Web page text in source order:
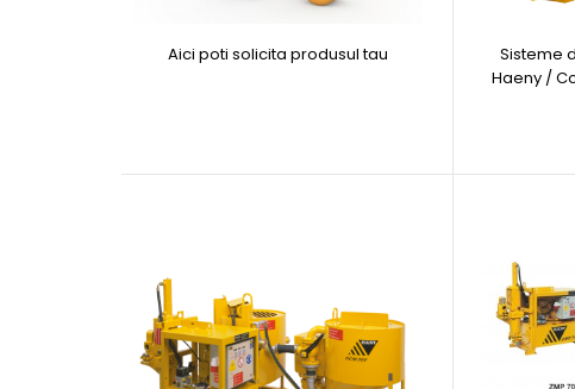
Aici poti solicita produsul tau
Sisteme
Haeny /